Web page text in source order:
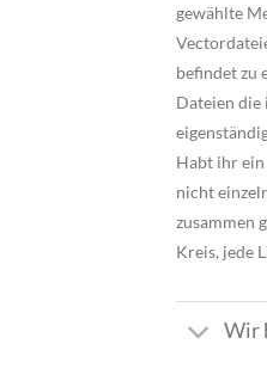
gewählte
befindet zu
Dateien die
Habt ihr ein
nicht
zusammen
Kreis, jede
Wir